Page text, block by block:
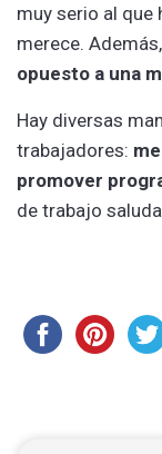
muy serio al que
merece. Además,
opuesto a una
Hay diversas
trabajadores:
promover
de trabajo